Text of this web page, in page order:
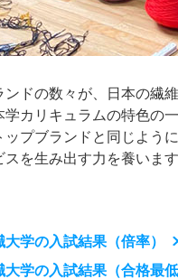
ドの数々が、日本の繊
学カリキュラムの特色
ップブランドと同じよう
を生み出す力を養います
学の入試結果（倍率）
学の入試結果（合格最